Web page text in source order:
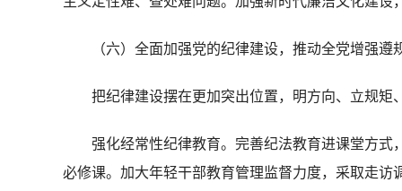
（六）全面加强党的纪律建设，推动全党增强遵
把纪律建设摆在更加突出位置，明方向、立规矩
强化经常性纪律教育。完善纪法教育进课堂方式
必修课。加大年轻干部教育管理监督力度，采取走